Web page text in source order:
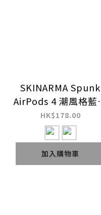
SKINARMA Spunk
AirPods 4 潮風格藍
耳機皮革保護套 (連掛
繩)
HK$178.00
加入購物車